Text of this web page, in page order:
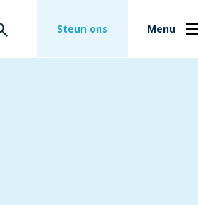
Steun ons Menu